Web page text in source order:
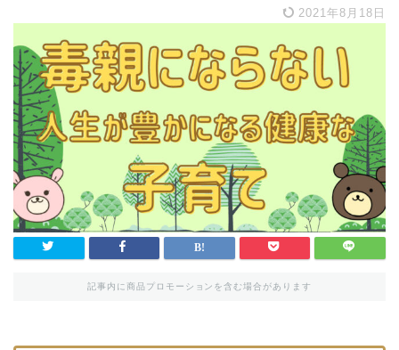
2021年8月18日
記事内に商品プロモーションを含む場合があります